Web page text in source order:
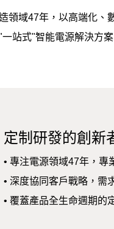
領域47年，以高端化
站式"智能電源解決方
定制研發的創新
• 專注電源領域47年，專
• 深度協同客戶戰略，需
• 覆蓋產品全生命週期的